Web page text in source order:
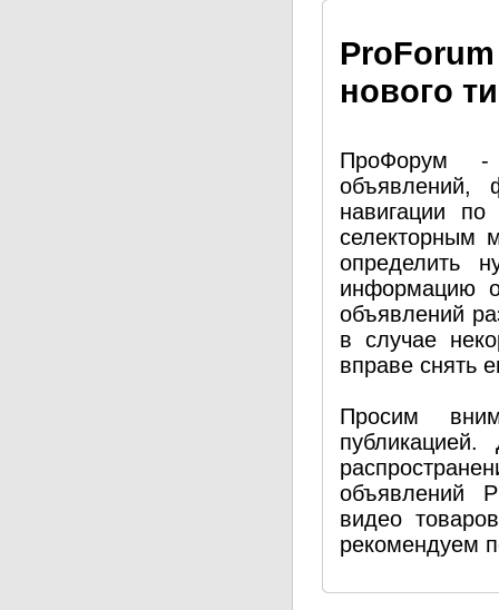
Pro
нового
ПроФорум -
объявлений,
навигации по
селекторным
определить
информацию
объявлений
в случае
вправе снять
Просим
объявлений
видео
рекомендуем